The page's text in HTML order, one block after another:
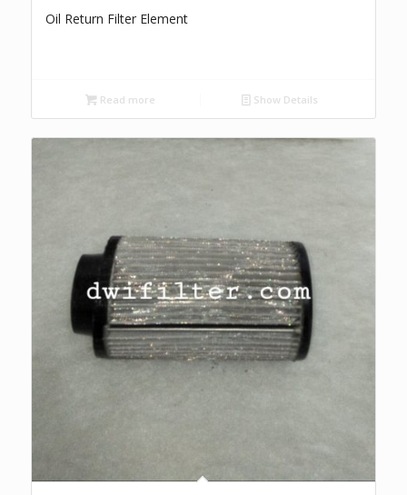
Oil Return Filter Element
Read more Show Details